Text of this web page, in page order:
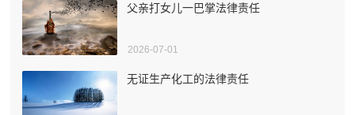
父亲打女儿一巴掌法律责任
2026-07-01
无证生产化工的法律责任